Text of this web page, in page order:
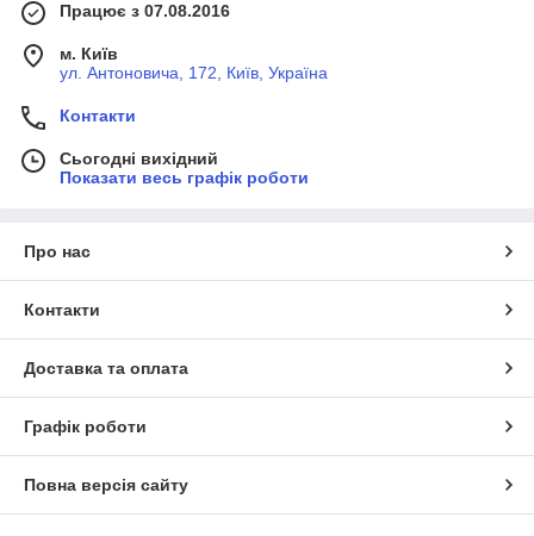
Працює з 07.08.2016
м. Київ
ул. Антоновича, 172, Київ, Україна
Контакти
Сьогодні вихідний
Показати весь графік роботи
Про нас
Контакти
Доставка та оплата
Графік роботи
Повна версія сайту